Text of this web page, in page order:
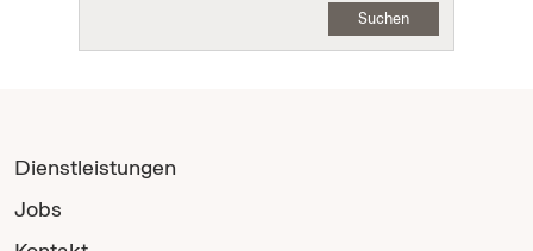
Suchen
Dienstleistungen
Jobs